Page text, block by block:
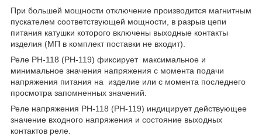
При большей мощности отключение производится магнитным
пускателем соответствующей мощности, в разрыв цепи
питания катушки которого включены выходные контакты
изделия (МП в комплект поставки не входит).
Реле РН-118 (РН-119) фиксирует максимальное и
минимальное значения напряжения с момента подачи
напряжения питания на изделие или с момента последнего
просмотра запомненных значений.
Реле напряжения РН-118 (РН-119) индицирует действующее
значение входного напряжения и состояние выходных
контактов реле.